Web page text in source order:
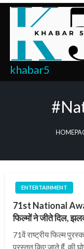
Skip
content
khabar5
ENTERTAINMENT
71st National
फिल्मों ने जीते दिल,
71वें राष्ट्रीय फिल्म
प्रस्तुत किए जाते हैं, की